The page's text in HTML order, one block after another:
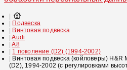
Подвеска
Винтовая подвеска
Audi
A8
1 поколение (D2) (1994-2002)
Винтовая подвеска (койловеры) H&R
(D2), 1994-2002 (с регулировками